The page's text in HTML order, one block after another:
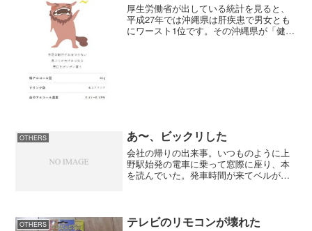
厚生労働省が出している統計を見ると、
平成27年では沖縄県は肝疾患で男女とも
にワースト1位です。その沖縄県が「健康
OTHERS あ〜、ビックリした
会社の帰りの出来事。いつものように上
野駅始発の電車に乗って窓際に座り、本
を読んでいた。発車時間が来てベルが鳴
った反動でホームに倒れた...
OTHERS テレビのリモコンが壊れた